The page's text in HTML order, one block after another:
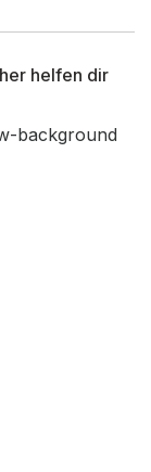
helfen dir